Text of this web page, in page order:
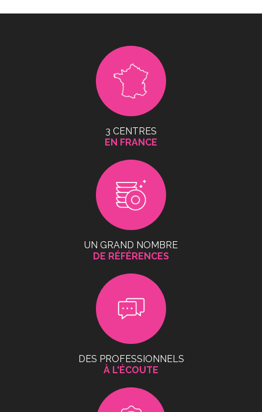
3 CENTRES
EN FRANCE
UN GRAND NOMBRE
DE RÉFÉRENCES
DES PROFESSIONNELS
À L'ÉCOUTE